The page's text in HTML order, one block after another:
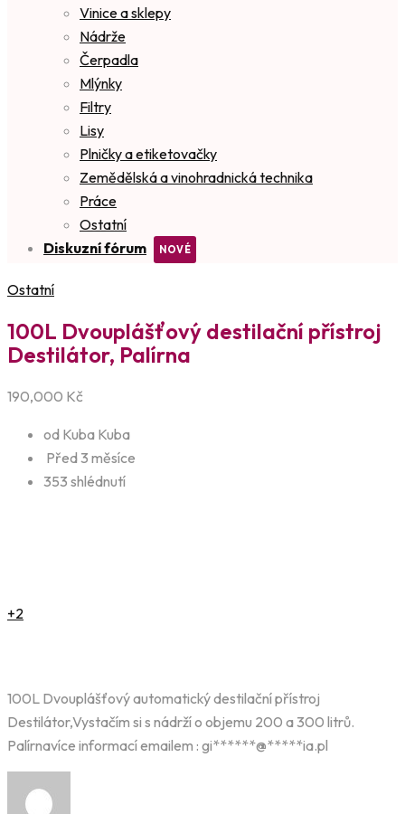
Vinice a sklepy
Nádrže
Čerpadla
Mlýnky
Filtry
Lisy
Plničky a etiketovačky
Zemědělská a vinohradnická technika
Práce
Ostatní
Diskuzní fórum
Ostatní
100L Dvouplášťový destilační přístroj
Destilátor, Palírna
190,000 Kč
od Kuba Kuba
Před 3 měsíce
353 shlédnutí
+2
100L Dvouplášťový automatický destilační přístroj
Destilátor,Vystačím si s nádrží o objemu 200 a 300 litrů.
Palírnavíce informací emailem : gi******@*****ia.pl